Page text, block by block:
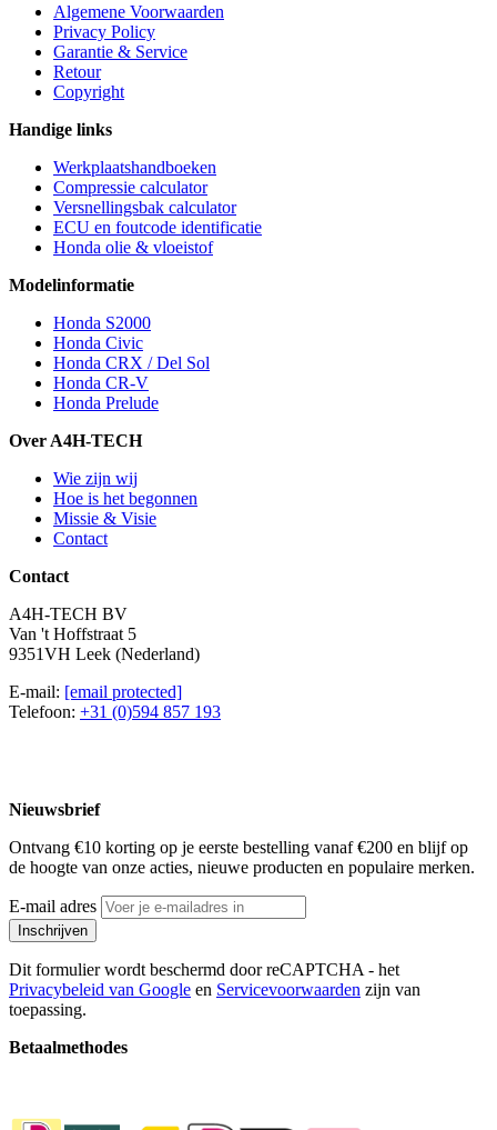
Algemene Voorwaarden
Privacy Policy
Garantie & Service
Retour
Copyright
Handige links
Werkplaatshandboeken
Compressie calculator
Versnellingsbak calculator
ECU en foutcode identificatie
Honda olie & vloeistof
Modelinformatie
Honda S2000
Honda Civic
Honda CRX / Del Sol
Honda CR-V
Honda Prelude
Over A4H-TECH
Wie zijn wij
Hoe is het begonnen
Missie & Visie
Contact
Contact
A4H-TECH BV
Van 't Hoffstraat 5
9351VH Leek (Nederland)
E-mail: [email protected]
Telefoon: +31 (0)594 857 193
Nieuwsbrief
Ontvang €10 korting op je eerste bestelling vanaf €200 en blijf op
de hoogte van onze acties, nieuwe producten en populaire merken.
E-mail adres
Inschrijven
Dit formulier wordt beschermd door reCAPTCHA - het
Privacybeleid van Google en Servicevoorwaarden zijn van
toepassing.
Betaalmethodes